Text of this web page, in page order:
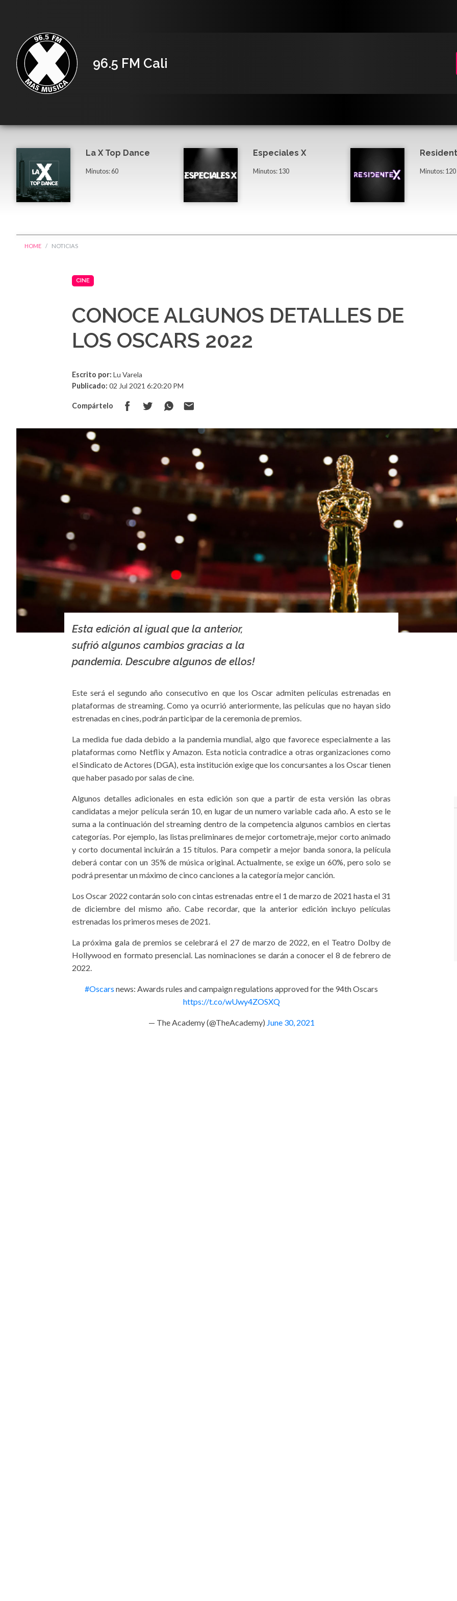
96.5 FM Cali
La X Top Dance
Minutos: 60
Especiales X
Minutos: 130 Minutos: 120
HOME NOTICIAS
CINE
CONOCE ALGUNOS DETALLES DE
LOS OSCARS 2022
Escrito por: Lu Varela
Publicado: 02 Jul 2021 6:20:20 PM
Compártelo
Esta edición al igual que la anterior,
sufrió algunos cambios gracias a la
pandemia. Descubre algunos de ellos!
Este será el segundo año consecutivo en que los Oscar admiten películas estrenadas en
plataformas de streaming. Como ya ocurrió anteriormente, las películas que no hayan sido
estrenadas en cines, podrán participar de la ceremonia de premios.
La medida fue dada debido a la pandemia mundial, algo que favorece especialmente a las
plataformas como Netflix y Amazon. Esta noticia contradice a otras organizaciones como
el Sindicato de Actores (DGA), esta institución exige que los concursantes a los Oscar tienen
que haber pasado por salas de cine.
Algunos detalles adicionales en esta edición son que a partir de esta versión las obras
candidatas a mejor película serán 10, en lugar de un numero variable cada año. A esto se le
suma a la continuación del streaming dentro de la competencia algunos cambios en ciertas
categorías. Por ejemplo, las listas preliminares de mejor cortometraje, mejor corto animado
y corto documental incluirán a 15 títulos. Para competir a mejor banda sonora, la película
deberá contar con un 35% de música original. Actualmente, se exige un 60%, pero solo se
podrá presentar un máximo de cinco canciones a la categoría mejor canción.
Los Oscar 2022 contarán solo con cintas estrenadas entre el 1 de marzo de 2021 hasta el 31
de diciembre del mismo año. Cabe recordar, que la anterior edición incluyo películas
estrenadas los primeros meses de 2021.
La próxima gala de premios se celebrará el 27 de marzo de 2022, en el Teatro Dolby de
Hollywood en formato presencial. Las nominaciones se darán a conocer el 8 de febrero de
2022.
#Oscars news: Awards rules and campaign regulations approved for the 94th Oscars
https://t.co/wUwy4ZOSXQ
— The Academy (@TheAcademy) June 30, 2021